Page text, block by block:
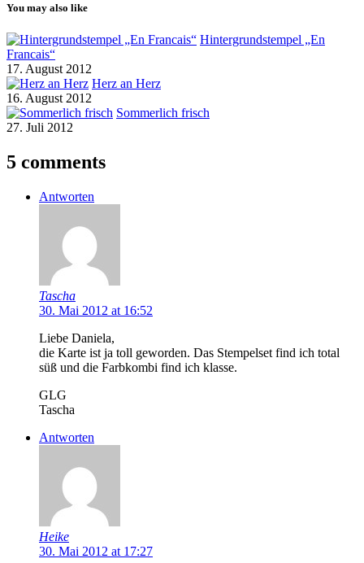
You may also like
Hintergrundstempel „En
Francais“
17. August 2012
Herz an Herz
16. August 2012
Sommerlich frisch
27. Juli 2012
5 comments
Antworten
Tascha
30. Mai 2012 at 16:52
Liebe Daniela,
die Karte ist ja toll geworden. Das Stempelset find ich total
süß und die Farbkombi find ich klasse.
GLG
Tascha
Antworten
Heike
30. Mai 2012 at 17:27